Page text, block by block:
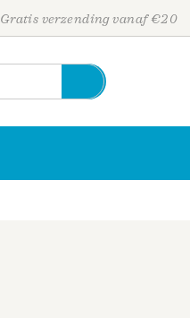
Gratis verzending vanaf €20
Personen